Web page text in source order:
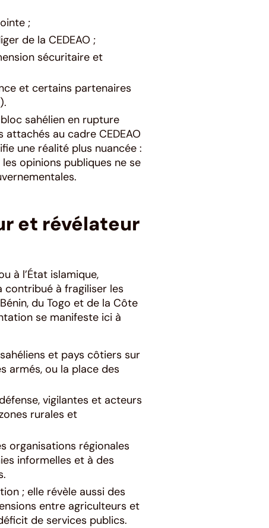
;
de la CEDEAO ;
sécuritaire et
et certains partenaires
sahélien en rupture
au cadre CEDEAO
une réalité plus nuancée :
opinions publiques ne se
et révélateur
à l’État islamique,
contribué à fragiliser les
du Togo et de la Côte
se manifeste ici à
et pays côtiers sur
armés, ou la place des
vigilantes et acteurs
rurales et
organisations régionales
informelles et à des
; elle révèle aussi des
entre agriculteurs et
de services publics.